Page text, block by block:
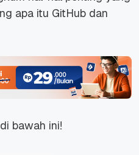
apa itu GitHub dan
bawah ini!